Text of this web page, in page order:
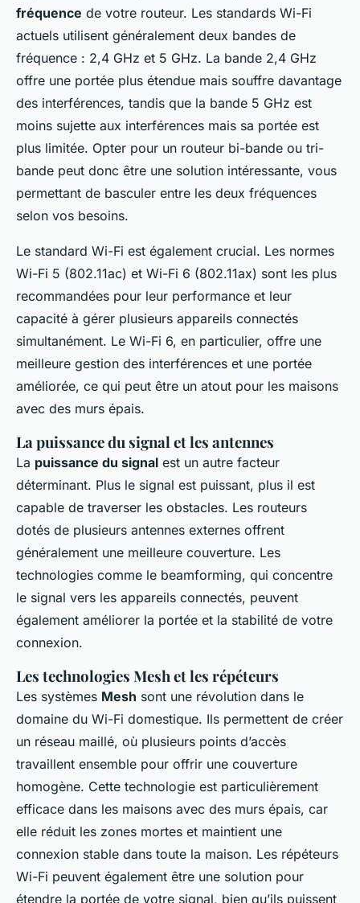
fréquence de votre routeur. Les standards Wi-Fi
actuels utilisent généralement deux bandes de
fréquence : 2,4 GHz et 5 GHz. La bande 2,4 GHz
offre une portée plus étendue mais souffre davantage
des interférences, tandis que la bande 5 GHz est
moins sujette aux interférences mais sa portée est
plus limitée. Opter pour un routeur bi-bande ou tri-
bande peut donc être une solution intéressante, vous
permettant de basculer entre les deux fréquences
selon vos besoins.
Le standard Wi-Fi est également crucial. Les normes
Wi-Fi 5 (802.11ac) et Wi-Fi 6 (802.11ax) sont les plus
recommandées pour leur performance et leur
capacité à gérer plusieurs appareils connectés
simultanément. Le Wi-Fi 6, en particulier, offre une
meilleure gestion des interférences et une portée
améliorée, ce qui peut être un atout pour les maisons
avec des murs épais.
La puissance du signal et les antennes
La puissance du signal est un autre facteur
déterminant. Plus le signal est puissant, plus il est
capable de traverser les obstacles. Les routeurs
dotés de plusieurs antennes externes offrent
généralement une meilleure couverture. Les
technologies comme le beamforming, qui concentre
le signal vers les appareils connectés, peuvent
également améliorer la portée et la stabilité de votre
connexion.
Les technologies Mesh et les répéteurs
Les systèmes Mesh sont une révolution dans le
domaine du Wi-Fi domestique. Ils permettent de créer
un réseau maillé, où plusieurs points d’accès
travaillent ensemble pour offrir une couverture
homogène. Cette technologie est particulièrement
efficace dans les maisons avec des murs épais, car
elle réduit les zones mortes et maintient une
connexion stable dans toute la maison. Les répéteurs
Wi-Fi peuvent également être une solution pour
étendre la portée de votre signal, bien qu’ils puissent